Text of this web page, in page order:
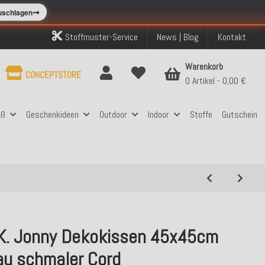
➞
Stoffmuster-Service News | Blog Kontakt
Geschenkideen Outdoor Indoor Stoffe Gutschein
CONCEPTSTORE
Warenkorb
0 Artikel
0,00 €
Jonny Dekokissen 45x45cm
schmaler Cord